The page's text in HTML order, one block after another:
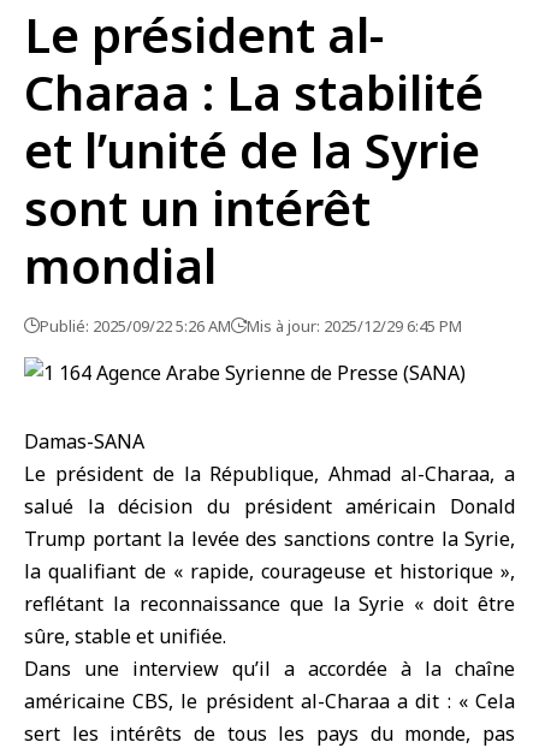
Le président al-
Charaa : La stabilité
et l’unité de la Syrie
sont un intérêt
mondial
Publié: 2025/09/22 5:26 AM Mis à jour: 2025/12/29 6:45 PM
Damas-SANA
Le président de la République, Ahmad al-Charaa, a
salué la décision du président américain Donald
Trump portant la levée des sanctions contre la Syrie,
la qualifiant de « rapide, courageuse et historique »,
reflétant la reconnaissance que la Syrie « doit être
sûre, stable et unifiée.
Dans une interview qu’il a accordée à la chaîne
américaine CBS, le président al-Charaa a dit : « Cela
sert les intérêts de tous les pays du monde, pas